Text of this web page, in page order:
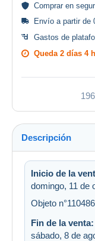
Comprar en
Envío a partir de
Gastos de
Queda 2 días 4
Descripción
Inicio de la
domingo, 11 de
Objeto
Fin de la venta:
sábado, 8 de